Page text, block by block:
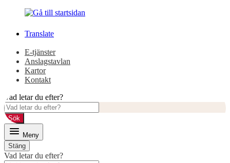
innehåll
huvudmeny
Translate
E-tjänster
Anslagstavlan
Kartor
Kontakt
Vad letar du efter?
Sök
Meny
Stäng
Vad letar du efter?